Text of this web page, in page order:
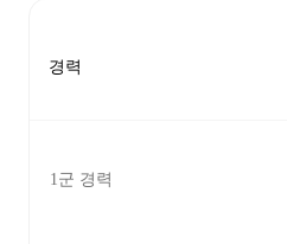
경력
1군 경력